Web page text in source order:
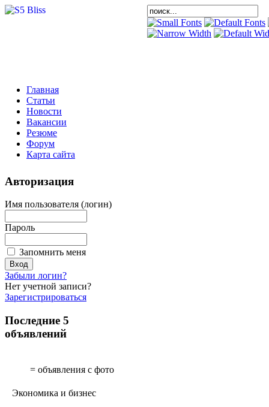
Главная
Статьи
Новости
Вакансии
Резюме
Форум
Карта сайта
Авторизация
Имя пользователя (логин)
Пароль
Запомнить меня
Забыли логин?
Нет учетной записи?
Зарегистрироваться
Последние 5
объявлений
= объявления с фото
Экономика и бизнес